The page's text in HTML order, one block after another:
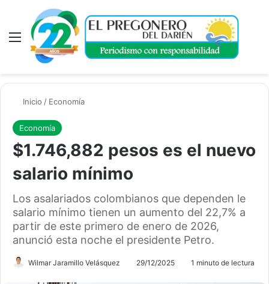
Menú
Inicio / Economía
Economía
$1.746,882 pesos es el nuevo
salario mínimo
Los asalariados colombianos que dependen le
salario mínimo tienen un aumento del 22,7% a
partir de este primero de enero de 2026,
anunció esta noche el presidente Petro.
Wilmar Jaramillo Velásquez 29/12/2025 1 minuto de lectura